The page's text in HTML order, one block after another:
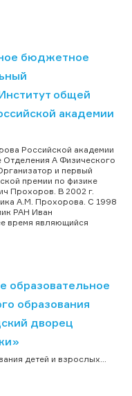
бюджетное
общей
академии
Российской академии
Отделения А Физического
и первый
премии по физике
Прохоров. В 2002 г.
А.М. Прохорова. C 1998
РАН Иван
время являющийся
образовательное
образования
дворец
детей и взрослых...